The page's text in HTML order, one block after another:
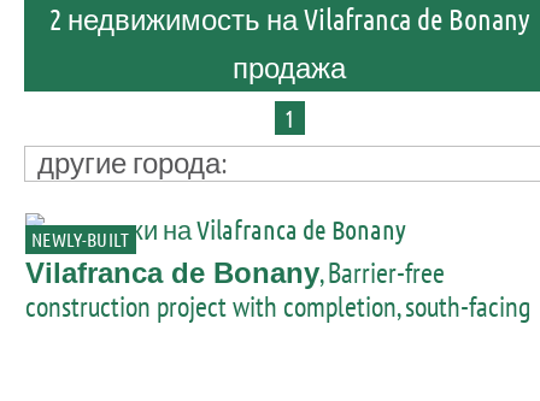
2 недвижимость на Vilafranca de Bonany
продажа
1
другие города:
NEWLY-BUILT
Vilafranca de Bonany, Barrier-free
construction project with completion, south-facing